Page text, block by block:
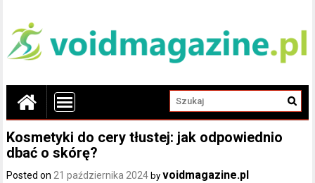
Kosmetyki do cery tłustej: jak odpowiednio
dbać o skórę?
Posted on 21 października 2024 byvoidmagazine.pl